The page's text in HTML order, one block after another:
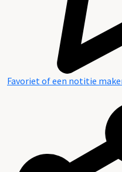
Favoriet of een notitie